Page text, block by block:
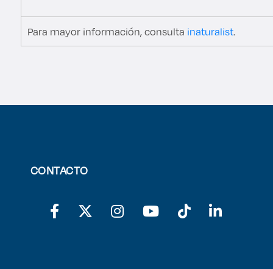
Para mayor información, consulta inaturalist.
CONTACTO